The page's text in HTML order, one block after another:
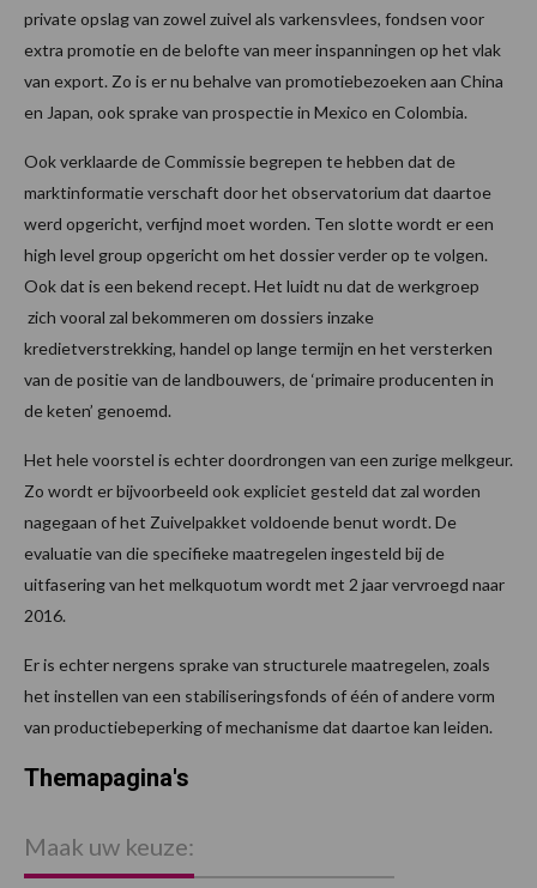
private opslag van zowel zuivel als varkensvlees, fondsen voor
extra promotie en de belofte van meer inspanningen op het vlak
van export. Zo is er nu behalve van promotiebezoeken aan China
en Japan, ook sprake van prospectie in Mexico en Colombia.
Ook verklaarde de Commissie begrepen te hebben dat de
marktinformatie verschaft door het observatorium dat daartoe
werd opgericht, verfijnd moet worden. Ten slotte wordt er een
high level group opgericht om het dossier verder op te volgen.
Ook dat is een bekend recept. Het luidt nu dat de werkgroep
zich vooral zal bekommeren om dossiers inzake
kredietverstrekking, handel op lange termijn en het versterken
van de positie van de landbouwers, de ‘primaire producenten in
de keten’ genoemd.
Het hele voorstel is echter doordrongen van een zurige melkgeur.
Zo wordt er bijvoorbeeld ook expliciet gesteld dat zal worden
nagegaan of het Zuivelpakket voldoende benut wordt. De
evaluatie van die specifieke maatregelen ingesteld bij de
uitfasering van het melkquotum wordt met 2 jaar vervroegd naar
2016.
Er is echter nergens sprake van structurele maatregelen, zoals
het instellen van een stabiliseringsfonds of één of andere vorm
van productiebeperking of mechanisme dat daartoe kan leiden.
Themapagina's
Maak uw keuze: